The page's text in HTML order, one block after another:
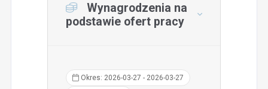
Wynagrodzenia na
podstawie ofert pracy
Okres: 2026-03-27 - 2026-03-27